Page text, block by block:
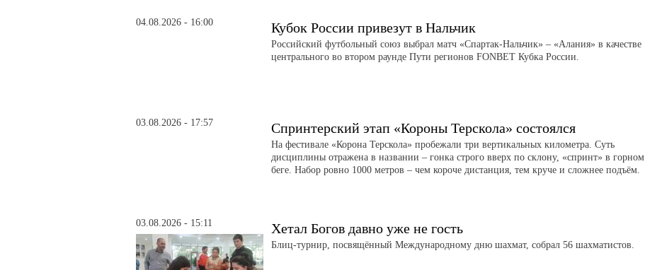
04.08.2026 - 16:00 Кубок России привезут в Нальчик
Российский футбольный союз выбрал матч «Спартак-Нальчик» – «Алания» в качестве
центрального во втором раунде Пути регионов FONBET Кубка России.
03.08.2026 - 17:57 Спринтерский этап «Короны Терскола» состоялся
На фестивале «Корона Терскола» пробежали три вертикальных километра. Суть
дисциплины отражена в названии – гонка строго вверх по склону, «спринт» в горном
беге. Набор ровно 1000 метров – чем короче дистанция, тем круче и сложнее подъём.
03.08.2026 - 15:11 Хетал Богов давно уже не гость
Блиц-турнир, посвящённый Международному дню шахмат, собрал 56 шахматистов.